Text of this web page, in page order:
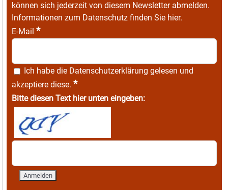
können sich jederzeit von diesem Newsletter abmelden.
Informationen zum Datenschutz finden Sie hier.
E-Mail *
Ich habe die Datenschutzerklärung gelesen und
akzeptiere diese. *
Bitte diesen Text hier unten eingeben: